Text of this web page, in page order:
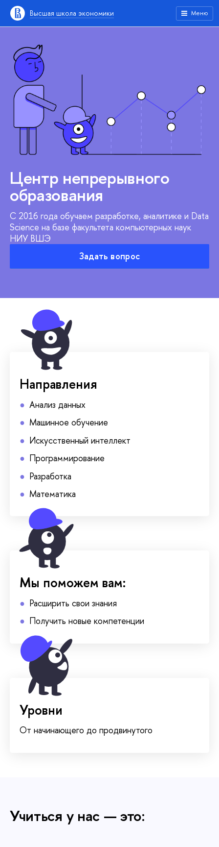
Высшая школа экономики Меню
Центр непрерывного
образования
С 2016 года обучаем разработке, аналитике и Data
Science на базе факультета компьютерных наук
НИУ ВШЭ
Задать вопрос
Направления
Анализ данных
Машинное обучение
Искусственный интеллект
Программирование
Разработка
Математика
Мы поможем вам:
Расширить свои знания
Получить новые компетенции
Уровни
От начинающего до продвинутого
Учиться у нас — это: